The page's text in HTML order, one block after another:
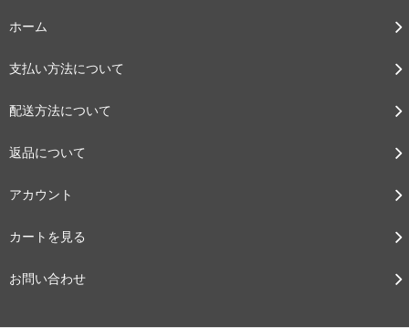
ホーム
支払い方法について
配送方法について
返品について
アカウント
カートを見る
お問い合わせ